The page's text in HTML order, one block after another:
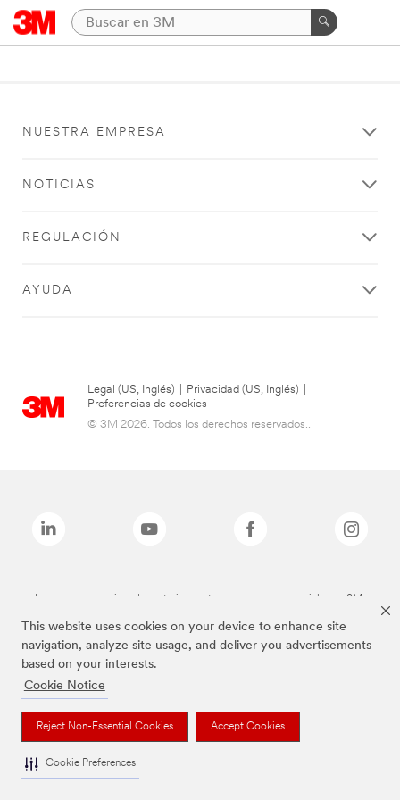
This website uses cookies on your device to enhance site
navigation, analyze site usage, and deliver you advertisements
based on your interests.
Cookie Notice
Reject Non-Essential Cookies Accept Cookies
Cookie Preferences
NUESTRA EMPRESA
NOTICIAS
REGULACIÓN
AYUDA
Legal (US, Inglés) Privacidad (US, Inglés)
Preferencias de cookies
© 3M 2026. Todos los derechos reservados..
Las marcas mencionadas anteriormente son marcas comerciales de 3M.